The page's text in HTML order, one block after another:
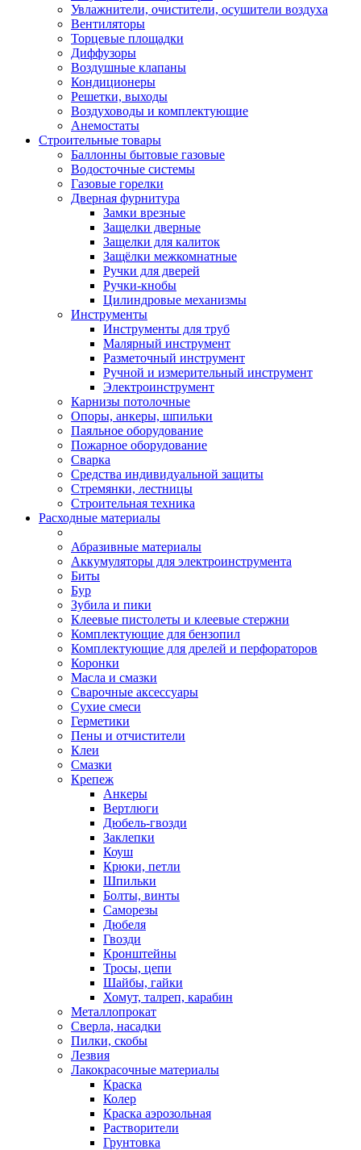
Увлажнители, очистители, осушители воздуха
Вентиляторы
Торцевые площадки
Диффузоры
Воздушные клапаны
Кондиционеры
Решетки, выходы
Воздуховоды и комплектующие
Анемостаты
Строительные товары
Баллонны бытовые газовые
Водосточные системы
Газовые горелки
Дверная фурнитура
Замки врезные
Защелки дверные
Защелки для калиток
Защёлки межкомнатные
Ручки для дверей
Ручки-кнобы
Цилиндровые механизмы
Инструменты
Инструменты для труб
Малярный инструмент
Разметочный инструмент
Ручной и измерительный инструмент
Электроинструмент
Карнизы потолочные
Опоры, анкеры, шпильки
Паяльное оборудование
Пожарное оборудование
Сварка
Средства индивидуальной защиты
Стремянки, лестницы
Строительная техника
Расходные материалы
Абразивные материалы
Аккумуляторы для электроинструмента
Биты
Бур
Зубила и пики
Клеевые пистолеты и клеевые стержни
Комплектующие для бензопил
Комплектующие для дрелей и перфораторов
Коронки
Масла и смазки
Сварочные аксессуары
Сухие смеси
Герметики
Пены и отчистители
Клеи
Смазки
Крепеж
Анкеры
Вертлюги
Дюбель-гвозди
Заклепки
Коуш
Крюки, петли
Шпильки
Болты, винты
Саморезы
Дюбеля
Гвозди
Кронштейны
Тросы, цепи
Шайбы, гайки
Хомут, талреп, карабин
Металлопрокат
Сверла, насадки
Пилки, скобы
Лезвия
Лакокрасочные материалы
Краска
Колер
Краска аэрозольная
Растворители
Грунтовка